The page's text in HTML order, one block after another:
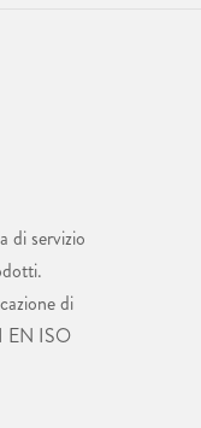
di servizio
di
EN ISO